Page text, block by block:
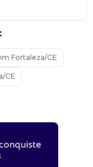
Fortaleza/CE
CE